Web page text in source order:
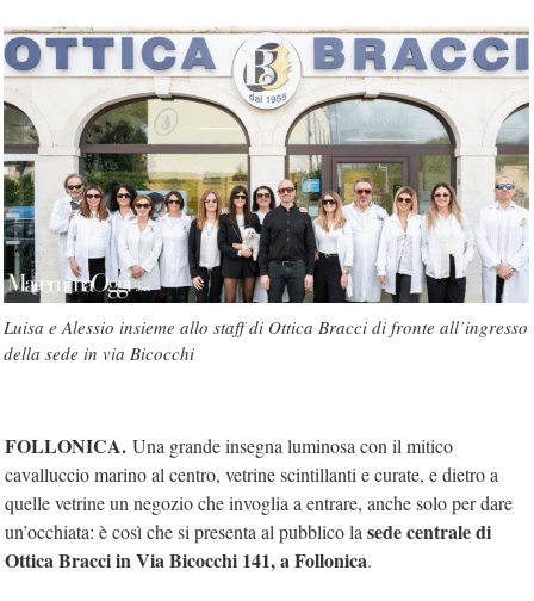
Luisa e Alessio insieme allo staff di Ottica Bracci di fronte all’ingresso
della sede in via Bicocchi
FOLLONICA. Una grande insegna luminosa con il mitico
cavalluccio marino al centro, vetrine scintillanti e curate, e dietro a
quelle vetrine un negozio che invoglia a entrare, anche solo per dare
un’occhiata: è così che si presenta al pubblico la sede centrale di
Ottica Bracci in Via Bicocchi 141, a Follonica.